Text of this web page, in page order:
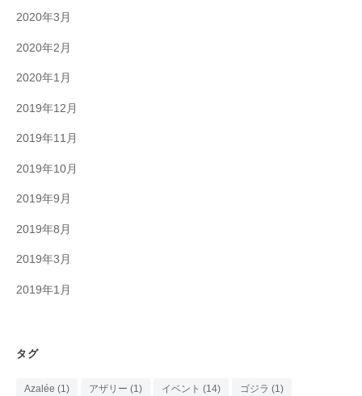
2020年3月
2020年2月
2020年1月
2019年12月
2019年11月
2019年10月
2019年9月
2019年8月
2019年3月
2019年1月
タグ
Azalée (1) アザリー (1) イベント (14) ゴジラ (1)